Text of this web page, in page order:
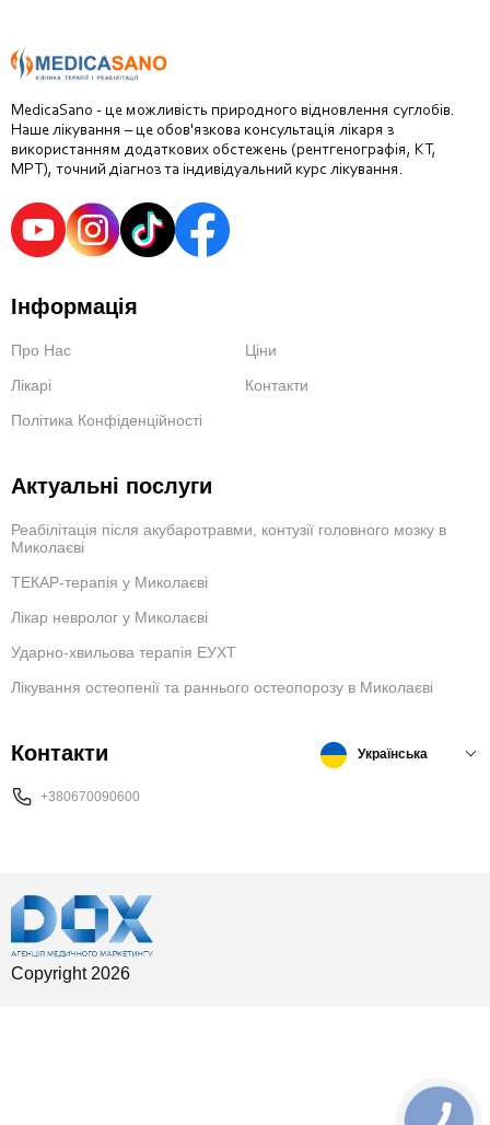
MedicaSano - це можливість природного відновлення суглобів.
Наше лікування – це обов'язкова консультація лікаря з
використанням додаткових обстежень (рентгенографія, КТ,
МРТ), точний діагноз та індивідуальний курс лікування.
Інформація
Про Нас
Ціни
Лікарі
Контакти
Політика Конфіденційності
Актуальні послуги
Реабілітація після акубаротравми, контузії головного мозку в
Миколаєві
ТЕКАР-терапія у Миколаєві
Лікар невролог у Миколаєві
Ударно-хвильова терапія ЕУХТ
Лікування остеопенії та раннього остеопорозу в Миколаєві
Контакти
+380670090600
Українська
Copyright 2026